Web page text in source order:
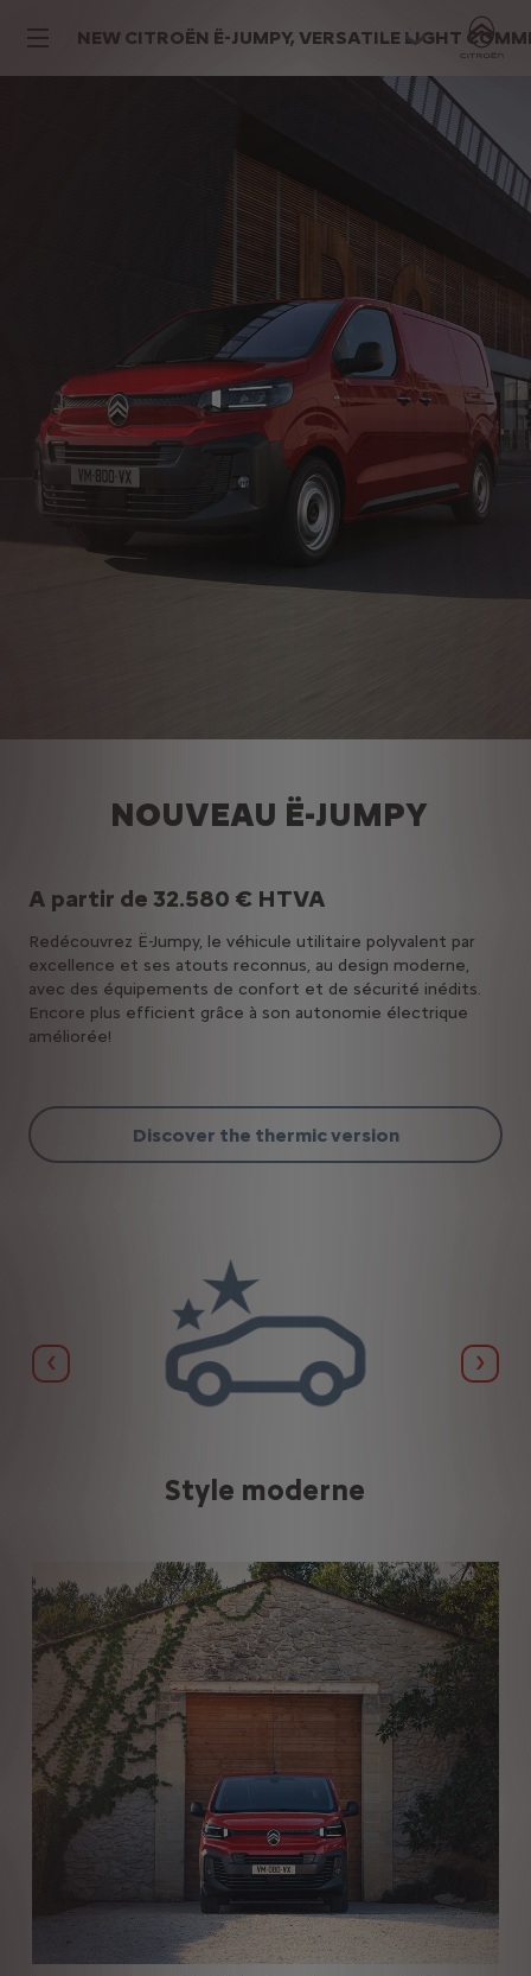
NEW CITROËN Ë-JUMPY, VERSATILE LIGHT
NOUVEAU Ë-JUMPY
A partir de 32.580 € HTVA
Redécouvrez Ë-Jumpy, le véhicule utilitaire polyvalent par
excellence et ses atouts reconnus, au design moderne,
avec des équipements de confort et de sécurité inédits.
Encore plus efficient grâce à son autonomie électrique
améliorée!
Discover the thermic version
Précédent
Style moderne